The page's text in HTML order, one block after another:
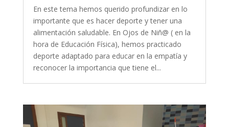
En este tema hemos querido profundizar en lo
importante que es hacer deporte y tener una
alimentación saludable. En Ojos de Niñ@ ( en la
hora de Educación Física), hemos practicado
deporte adaptado para educar en la empatía y
reconocer la importancia que tiene el...